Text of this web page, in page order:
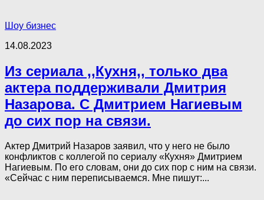
Шоу бизнес
14.08.2023
Из сериала ,,Кухня,, только два
актера поддерживали Дмитрия
Назарова. С Дмитрием Нагиевым
до сих пор на связи.
Актер Дмитрий Назаров заявил, что у него не было
конфликтов с коллегой по сериалу «Кухня» Дмитрием
Нагиевым. По его словам, они до сих пор с ним на связи.
«Сейчас с ним переписываемся. Мне пишут:...